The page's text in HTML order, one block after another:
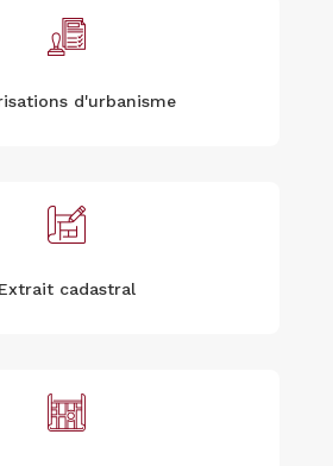
d'urbanisme
Extrait cadastral